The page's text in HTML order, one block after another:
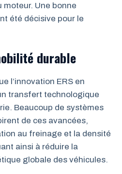
moteur. Une bonne
été décisive pour le
durable
l’innovation ERS en
transfert technologique
Beaucoup de systèmes
de ces avancées,
au freinage et la densité
ainsi à réduire la
globale des véhicules.